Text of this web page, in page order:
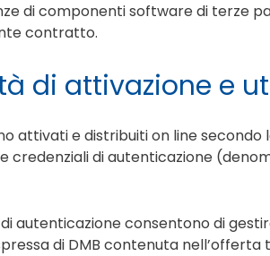
di componenti software di terze
contratto.
di attivazione e
attivati e distribuiti on line
credenziali di autenticazione
di autenticazione consentono di
di DMB contenuta